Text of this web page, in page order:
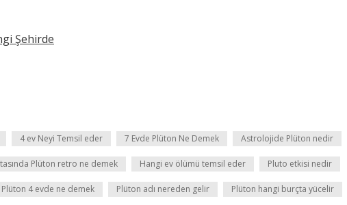
Şehirde
4 ev Neyi Temsil eder 7 Evde Plüton Ne Demek Astrolojide Plüton nedir
Plüton retro ne demek Hangi ev ölümü temsil eder Pluto etkisi nedir
Plüton 4 evde ne demek Plüton adı nereden gelir Plüton hangi burçta yücelir